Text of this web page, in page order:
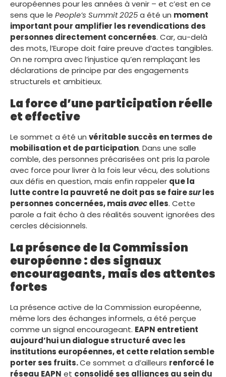
européennes pour les années à venir – et c’est en ce
sens que le People’s Summit 2025a été un moment
important pour amplifier les revendications des
personnes directement concernées. Car, au-delà
des mots, l’Europe doit faire preuve d’actes tangibles.
On ne rompra avec l’injustice qu’en remplaçant les
déclarations de principe par des engagements
structurels et ambitieux.
La force d’une participation réelle
et effective
Le sommet a été un véritable succès en termes de
mobilisation et de participation. Dans une salle
comble, des personnes précarisées ont pris la parole
avec force pour livrer à la fois leur vécu, des solutions
aux défis en question, mais enfin rappeler que la
lutte contre la pauvreté ne doit pas se fairesurles
personnes concernées, maisavecelles. Cette
parole a fait écho à des réalités souvent ignorées des
cercles décisionnels.
La présence de la Commission
européenne : des signaux
encourageants, mais des attentes
fortes
La présence active de la Commission européenne,
même lors des échanges informels, a été perçue
comme un signal encourageant. EAPN entretient
aujourd’hui un dialogue structuré avec les
institutions européennes, et cette relation semble
porter ses fruits.Ce sommet a d’ailleurs renforcé le
réseau EAPN et consolidé ses alliances au sein du